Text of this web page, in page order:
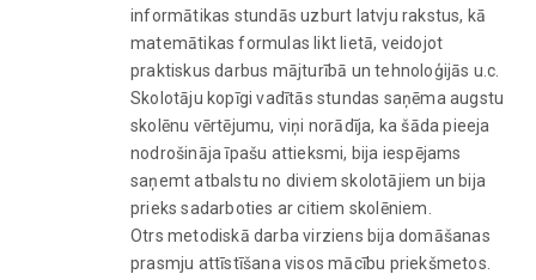
informātikas stundās uzburt latvju rakstus, kā
matemātikas formulas likt lietā, veidojot
praktiskus darbus mājturībā un tehnoloģijās u.c.
Skolotāju kopīgi vadītās stundas saņēma augstu
skolēnu vērtējumu, viņi norādīja, ka šāda pieeja
nodrošināja īpašu attieksmi, bija iespējams
saņemt atbalstu no diviem skolotājiem un bija
prieks sadarboties ar citiem skolēniem.
Otrs metodiskā darba virziens bija domāšanas
prasmju attīstīšana visos mācību priekšmetos.